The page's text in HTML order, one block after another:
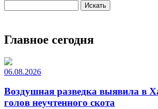
Главное сегодня
06.08.2026
Воздушная разведка выявила в
голов неучтенного скота